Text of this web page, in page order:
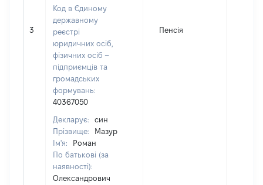
3
Код в Єдиному
державному
реєстрі
юридичних осіб,
фізичних осіб –
підприємців та
громадських
формувань:
40367050
Декларує:
син
Прізвище:
Мазур
Ім'я:
Роман
По батькові (за
наявності):
Олександрович
Пенсія